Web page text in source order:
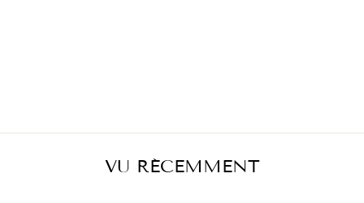
VU RÉCEMMENT